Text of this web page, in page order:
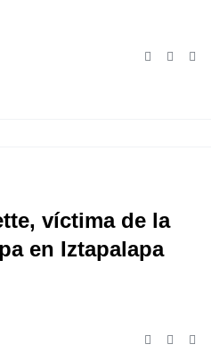
víctima de la
en Iztapalapa